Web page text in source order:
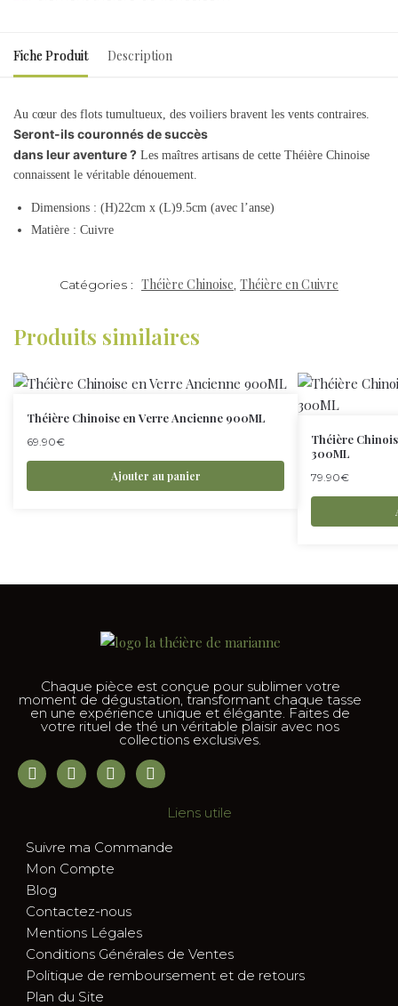
Fiche Produit Description
Au cœur des flots tumultueux, des voiliers bravent les vents contraires.
Seront-ils couronnés de succès
dans leur aventure ? Les maîtres artisans de cette Théière Chinoise
connaissent le véritable dénouement.
Dimensions : (H)22cm x (L)9.5cm (avec l’anse)
Matière : Cuivre
Catégories : Théière Chinoise, Théière en Cuivre
Produits similaires
Théière Chinoise en Verre Ancienne 900ML
69.90€
Ajouter au panier
Théière
300ML
79.90€
Chaque pièce est conçue pour sublimer votre
moment de dégustation, transformant chaque tasse
en une expérience unique et élégante. Faites de
votre rituel de thé un véritable plaisir avec nos
collections exclusives.
Liens utile
Suivre ma Commande
Mon Compte
Blog
Contactez-nous
Mentions Légales
Conditions Générales de Ventes
Politique de remboursement et de retours
Plan du Site